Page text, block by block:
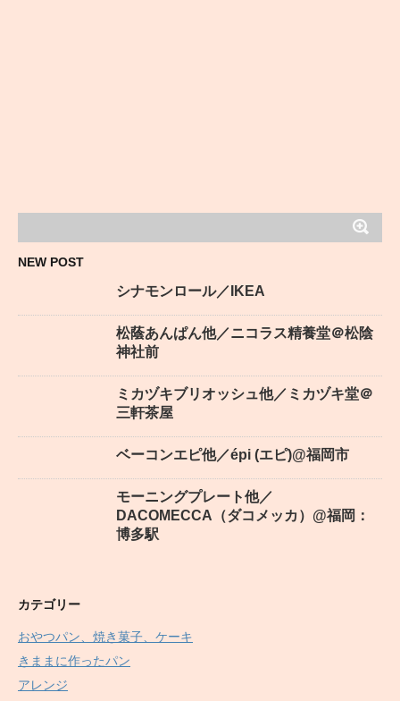
NEW POST
シナモンロール／IKEA
松蔭あんぱん他／ニコラス精養堂＠松陰
神社前
ミカヅキブリオッシュ他／ミカヅキ堂＠
三軒茶屋
ベーコンエピ他／épi (エピ)@福岡市
モーニングプレート他／
DACOMECCA（ダコメッカ）@福岡：
博多駅
カテゴリー
おやつパン、焼き菓子、ケーキ
きままに作ったパン
アレンジ